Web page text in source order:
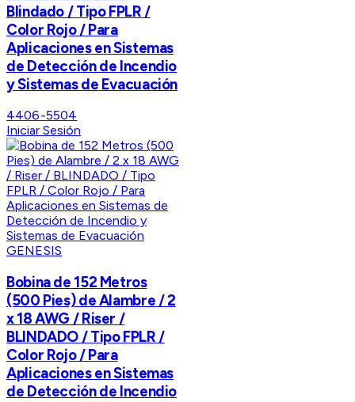
Blindado / Tipo FPLR /
Color Rojo / Para
Aplicaciones en Sistemas
de Detección de Incendio
y Sistemas de Evacuación
4406-5504
Iniciar Sesión
GENESIS
Bobina de 152 Metros
(500 Pies) de Alambre / 2
x 18 AWG / Riser /
BLINDADO / Tipo FPLR /
Color Rojo / Para
Aplicaciones en Sistemas
de Detección de Incendio